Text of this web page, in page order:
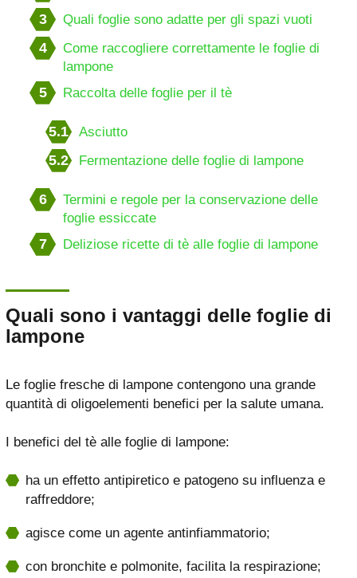
3 Quali foglie sono adatte per gli spazi vuoti
4
Come raccogliere correttamente le foglie di
lampone
5 Raccolta delle foglie per il tè
5.1 Asciutto
5.2 Fermentazione delle foglie di lampone
6
Termini e regole per la conservazione delle
foglie essiccate
7 Deliziose ricette di tè alle foglie di lampone
Quali sono i vantaggi delle foglie di
lampone
Le foglie fresche di lampone contengono una grande
quantità di oligoelementi benefici per la salute umana.
I benefici del tè alle foglie di lampone:
ha un effetto antipiretico e patogeno su influenza e
raffreddore;
agisce come un agente antinfiammatorio;
con bronchite e polmonite, facilita la respirazione;